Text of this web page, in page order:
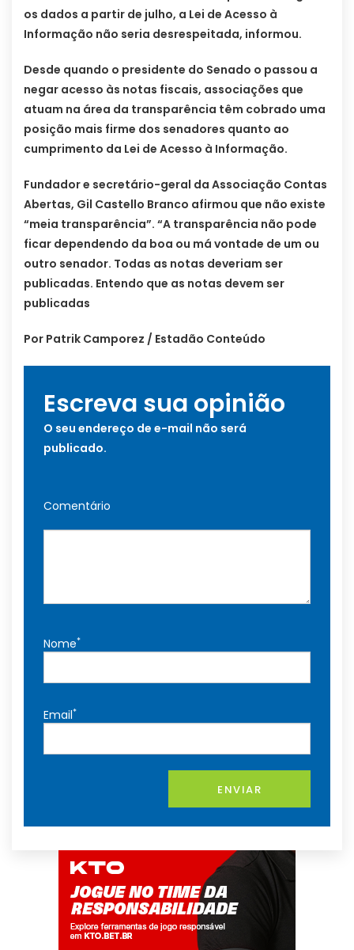
os dados a partir de julho, a Lei de Acesso à
Informação não seria desrespeitada, informou.
Desde quando o presidente do Senado o passou a
negar acesso às notas fiscais, associações que
atuam na área da transparência têm cobrado uma
posição mais firme dos senadores quanto ao
cumprimento da Lei de Acesso à Informação.
Fundador e secretário-geral da Associação Contas
Abertas, Gil Castello Branco afirmou que não existe
“meia transparência”. “A transparência não pode
ficar dependendo da boa ou má vontade de um ou
outro senador. Todas as notas deveriam ser
publicadas. Entendo que as notas devem ser
publicadas
Por Patrik Camporez / Estadão Conteúdo
Escreva sua opinião
O seu endereço de e-mail não será
publicado.
Comentário
Nome*
Email*
ENVIAR